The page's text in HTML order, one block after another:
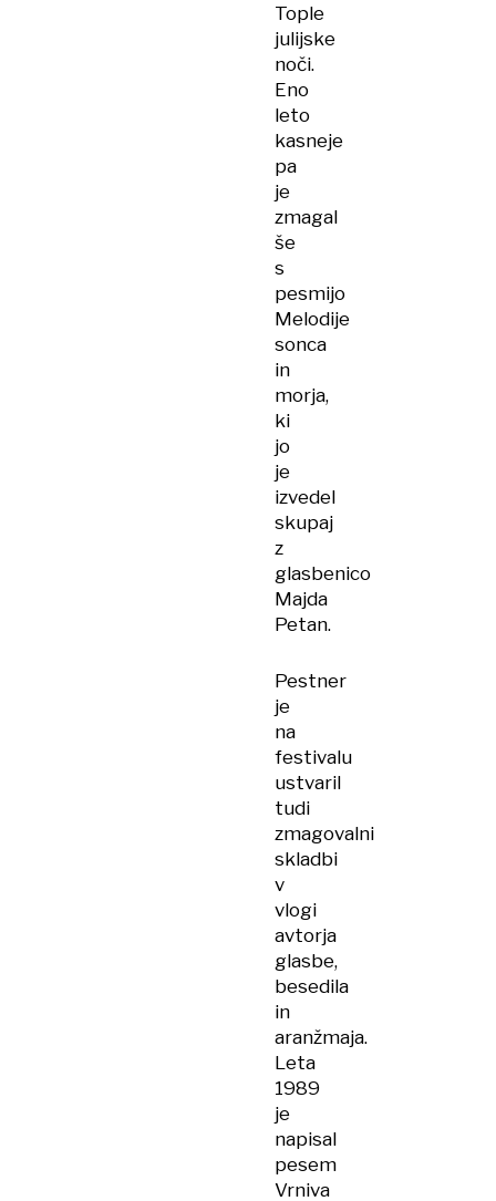
Tople
julijske
noči.
Eno
leto
kasneje
pa
je
zmagal
še
s
pesmijo
Melodije
sonca
in
morja,
ki
jo
je
izvedel
skupaj
z
glasbenico
Majda
Petan.
Pestner
je
na
festivalu
ustvaril
tudi
zmagovalni
skladbi
v
vlogi
avtorja
glasbe,
besedila
in
aranžmaja.
Leta
1989
je
napisal
pesem
Vrniva